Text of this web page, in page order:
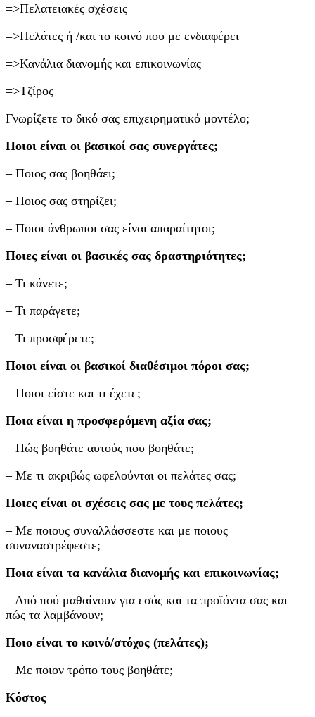
=>Πελατειακές σχέσεις
=>Πελάτες ή /και το κοινό που με ενδιαφέρει
=>Κανάλια διανομής και επικοινωνίας
=>Τζίρος
Γνωρίζετε το δικό σας επιχειρηματικό μοντέλο;
Ποιοι είναι οι βασικοί σας συνεργάτες;
– Ποιος σας βοηθάει;
– Ποιος σας στηρίζει;
– Ποιοι άνθρωποι σας είναι απαραίτητοι;
Ποιες είναι οι βασικές σας δραστηριότητες;
– Τι κάνετε;
– Τι παράγετε;
– Τι προσφέρετε;
Ποιοι είναι οι βασικοί διαθέσιμοι πόροι σας;
– Ποιοι είστε και τι έχετε;
Ποια είναι η προσφερόμενη αξία σας;
– Πώς βοηθάτε αυτούς που βοηθάτε;
– Με τι ακριβώς ωφελούνται οι πελάτες σας;
Ποιες είναι οι σχέσεις σας με τους πελάτες;
– Με ποιους συναλλάσσεστε και με ποιους
συναναστρέφεστε;
Ποια είναι τα κανάλια διανομής και επικοινωνίας;
– Από πού μαθαίνουν για εσάς και τα προϊόντα σας και
πώς τα λαμβάνουν;
Ποιο είναι το κοινό/στόχος (πελάτες);
– Με ποιον τρόπο τους βοηθάτε;
Κόστος